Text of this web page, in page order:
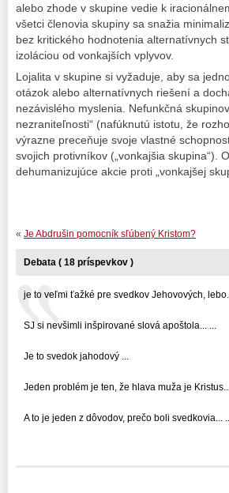
alebo zhode v skupine vedie k
všetci členovia skupiny sa snažia
bez kritického hodnotenia alternatívnych
izoláciou od vonkajších vplyvov.
Lojalita v skupine si vyžaduje, aby sa
otázok alebo alternatívnych riešení a
nezávislého myslenia. Nefunkčná
nezraniteľnosti“ (nafúknutú istotu, že
výrazne preceňuje svoje vlastné
svojich protivníkov („vonkajšia skupina“).
dehumanizujúce akcie proti „vonkajšej
« Je Abdrušin pomocník sľúbený Kristom?
Debata ( 18 príspevkov )
je to veľmi ťažké pre svedkov Jehovových, lebo...
SJ si nevšimli inšpirované slová apoštola... ...
Je to svedok jahodový ...
Jeden problém je ten, že hlava muža je Kristus...
A to je jeden z dôvodov, prečo boli svedkovia... ...